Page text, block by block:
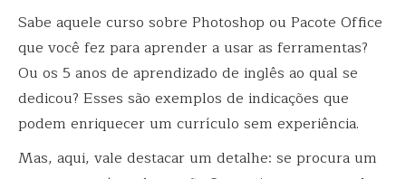
Sabe aquele curso sobre Photoshop ou Pacote Office
que você fez para aprender a usar as ferramentas?
Ou os 5 anos de aprendizado de inglês ao qual se
dedicou? Esses são exemplos de indicações que
podem enriquecer um currículo sem experiência.
Mas, aqui, vale destacar um detalhe: se procura um